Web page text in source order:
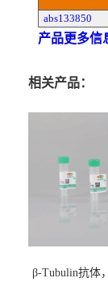
abs133850
产品更多信
相关产品：
β-Tubulin抗体